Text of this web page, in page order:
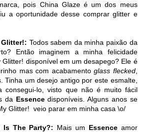
pois China Glaze é um dos meus
a oportunidade desse comprar glitter e
Todos sabem da minha paixão da
Então imaginem a minha felicidade
disponível em um desapego? Ele é
mas com acabamentoglass flecked,
Tinha um desejo antigo por este esmalte,
consegui-lo, visto que não é muito fácil
da Essencedisponíveis. Alguns anos se
Glitter! veio parar em minha casa \o/
Is The Party?: Mais um Essence amor